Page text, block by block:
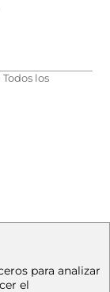
los
para analizar
el